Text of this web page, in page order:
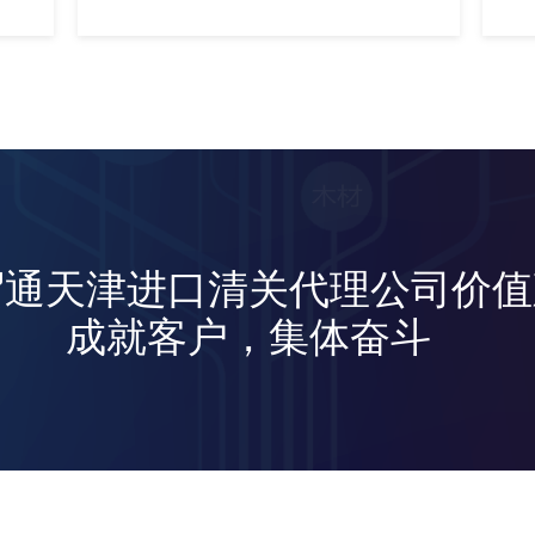
天津进口清关代理公司价
成就客户，集体奋斗